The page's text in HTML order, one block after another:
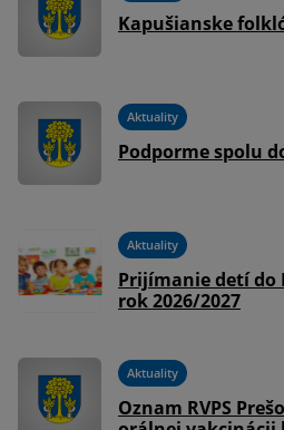
Kapušianske
Aktuality
Podporme spolu
Aktuality
Prijímanie detí do
rok 2026/2027
Aktuality
Oznam RVPS